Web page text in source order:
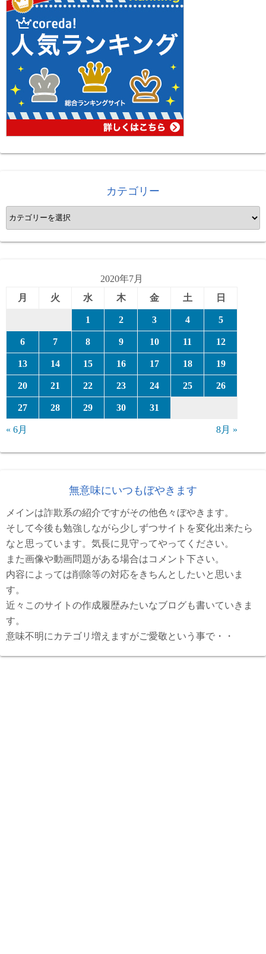
カテゴリー
カ
テ
ゴ
2020年7月
月
火 水 木 金 土 日
1 2 3 4 5
6 7 8 9 10 11 12
13 14 15 16 17 18 19
20 21 22 23 24 25 26
27 28 29 30 31
« 6月 8月 »
無意味にいつもぼやきます
メインは詐欺系の紹介ですがその他色々ぼやきます。
そして今後も勉強しながら少しずつサイトを変化出来たら
なと思っています。気長に見守ってやってください。
また画像や動画問題がある場合はコメント下さい。
内容によっては削除等の対応をきちんとしたいと思いま
す。
近々このサイトの作成履歴みたいなブログも書いていきま
す。
意味不明にカテゴリ増えますがご愛敬という事で・・